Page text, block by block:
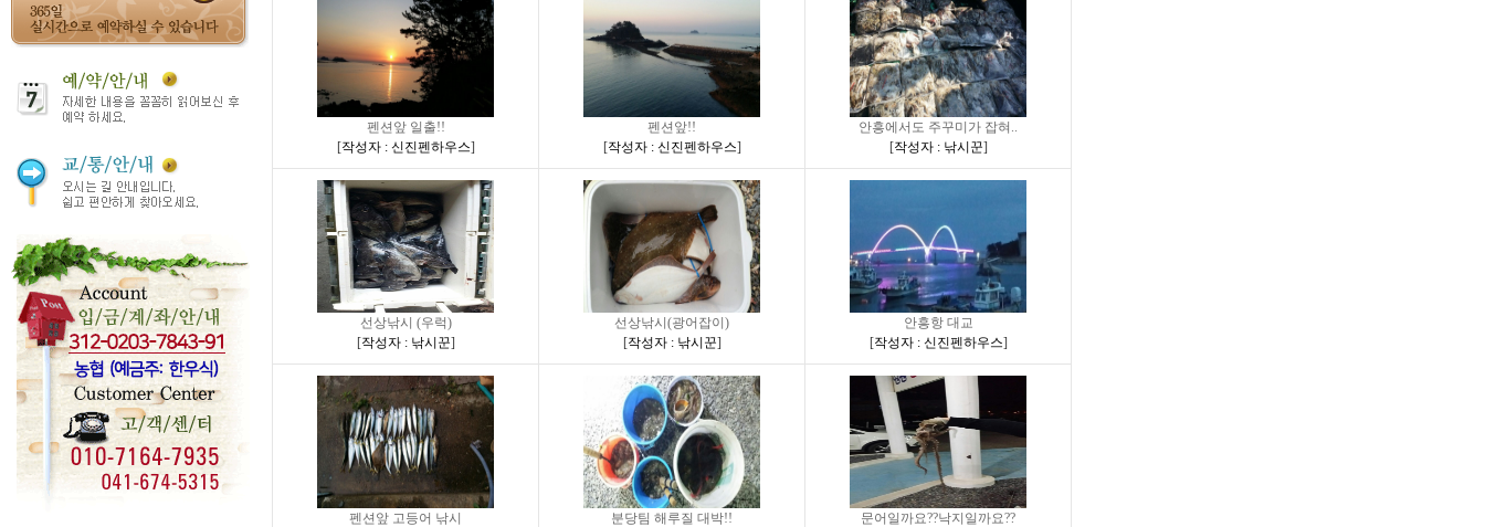
펜션앞 일출!!
[작성자 : 신진펜하우스]
펜션앞!!
[작성자 : 신진펜하우스]
안흥에서도 주꾸미가 잡혀..
[작성자 : 낚시꾼]
선상낚시 (우럭)
[작성자 : 낚시꾼]
선상낚시(광어잡이)
[작성자 : 낚시꾼]
안흥항 대교
[작성자 : 신진펜하우스]
펜션앞 고등어 낚시
분당팀 해루질 대박!!
문어일까요??낙지일까요??